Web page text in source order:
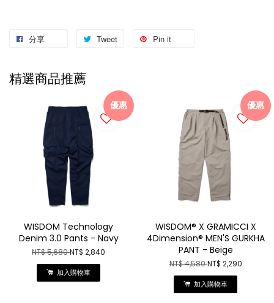
分享 Tweet Pin it
精選商品推薦
優惠
WISDOM Technology
Denim 3.0 Pants - Navy
NT$ 5,680NT$ 2,840
加入購物車
優惠
WISDOM® X GRAMICCI X
4Dimension® MEN'S GURKHA
PANT - Beige
NT$ 4,580NT$ 2,290
加入購物車